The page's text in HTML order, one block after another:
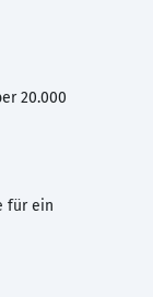
20.000
für ein